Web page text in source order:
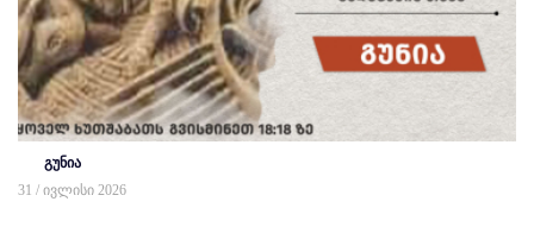
გუნია
31 / ივლისი 2026